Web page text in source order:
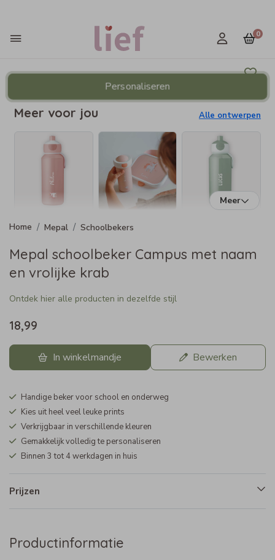
0
Personaliseren
Meer voor jou Alle ontwerpen
Meer
Mepal Schoolbekers
Mepal schoolbeker Campus met naam
en vrolijke krab
Ontdek hier alle producten in dezelfde stijl
18,99
In winkelmandje Bewerken
Handige beker voor school en onderweg
Kies uit heel veel leuke prints
Verkrijgbaar in verschillende kleuren
Gemakkelijk volledig te personaliseren
Binnen 3 tot 4 werkdagen in huis
Prijzen
Productinformatie